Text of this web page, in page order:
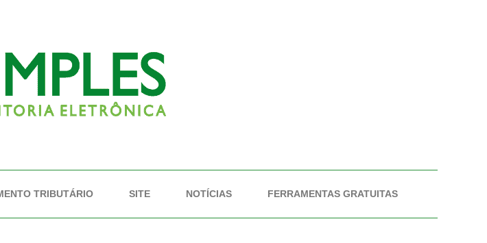
TRIBUTÁRIO SITE NOTÍCIAS FERRAMENTAS GRATUITAS